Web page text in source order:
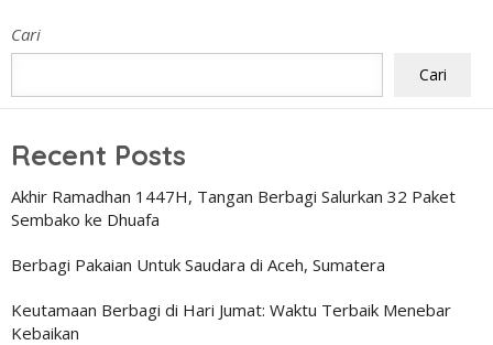
Cari
Cari
Recent Posts
Akhir Ramadhan 1447H, Tangan Berbagi Salurkan 32 Paket
Sembako ke Dhuafa
Berbagi Pakaian Untuk Saudara di Aceh, Sumatera
Keutamaan Berbagi di Hari Jumat: Waktu Terbaik Menebar
Kebaikan